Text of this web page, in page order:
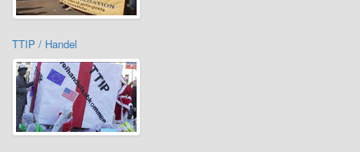
TTIP / Handel